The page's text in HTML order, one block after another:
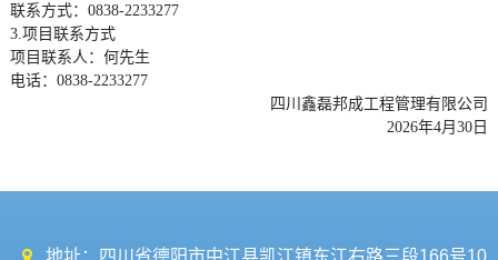
联系方式： 0838-2233277
3.项目联系方式
项目 联系人：何先生
电话： 0838-2233277
四川鑫磊邦成工程管理有限公司
2026年4月30 日
地址：四川省德阳市中江县凯江镇东江右路三段166号10